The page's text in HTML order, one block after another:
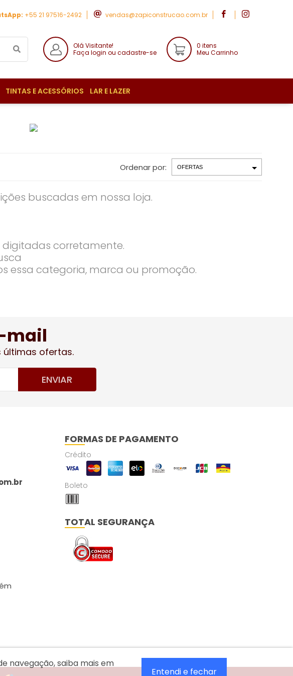
+55 21 97516-2492 vendas@zapiconstrucao.com.br
Olá Visitante!
Faça login ou cadastre-se
0 itens
Meu Carrinho
TINTAS E ACESSÓRIOS LAR E LAZER
Ordenar por:
buscadas em nossa loja.
corretamente.
essa categoria, marca ou promoção.
mail
últimas ofertas.
ENVIAR
FORMAS DE PAGAMENTO
Crédito
Boleto
TOTAL SEGURANÇA
navegação, saiba mais em
Entendi e fechar